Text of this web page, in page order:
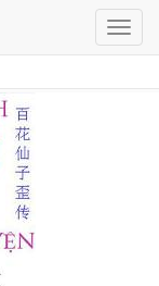
Hiện
menu